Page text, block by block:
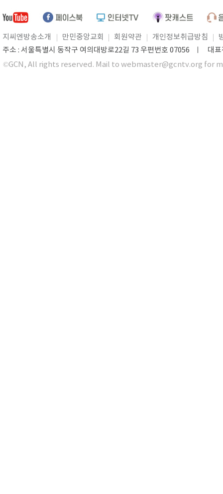
지씨엔방송소개 만민중앙교회 회원약관 개인정보취급방침
주소 : 서울특별시 동작구 여의대방로22길 73 우편번호 07056 ㅣ 대
©GCN, All rights reserved. Mail to webmaster@gcntv.org for